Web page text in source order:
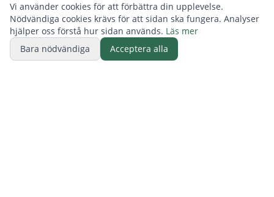
Vi använder cookies för att förbättra din upplevelse.
Nödvändiga cookies krävs för att sidan ska fungera. Analyser
hjälper oss förstå hur sidan används. Läs mer
Bara nödvändiga
Acceptera alla